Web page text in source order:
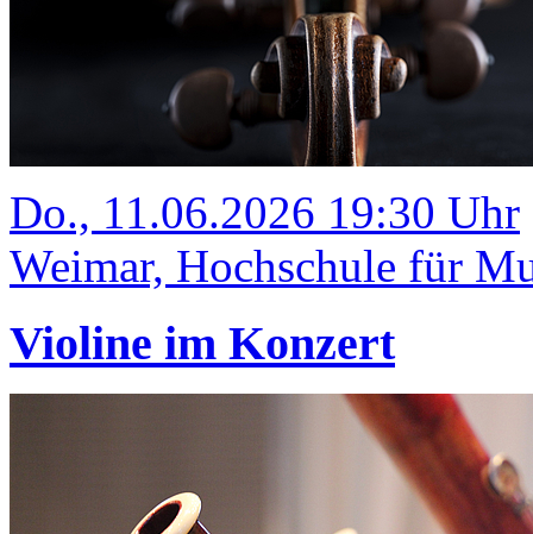
Do., 11.06.2026 19:30 Uhr
Weimar, Hochschule für
Violine im Konzert